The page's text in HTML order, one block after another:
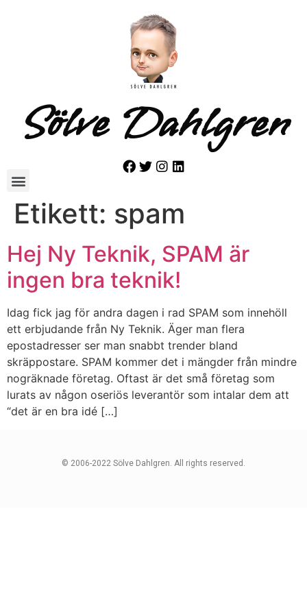
Sölve Dahlgren
Etikett: spam
Hej Ny Teknik, SPAM är
ingen bra teknik!
Idag fick jag för andra dagen i rad SPAM som innehöll
ett erbjudande från Ny Teknik. Äger man flera
epostadresser ser man snabbt trender bland
skräppostare. SPAM kommer det i mängder från mindre
nogräknade företag. Oftast är det små företag som
lurats av någon oseriös leverantör som intalar dem att
“det är en bra idé […]
© 2006-2022 Sölve Dahlgren. All rights reserved.